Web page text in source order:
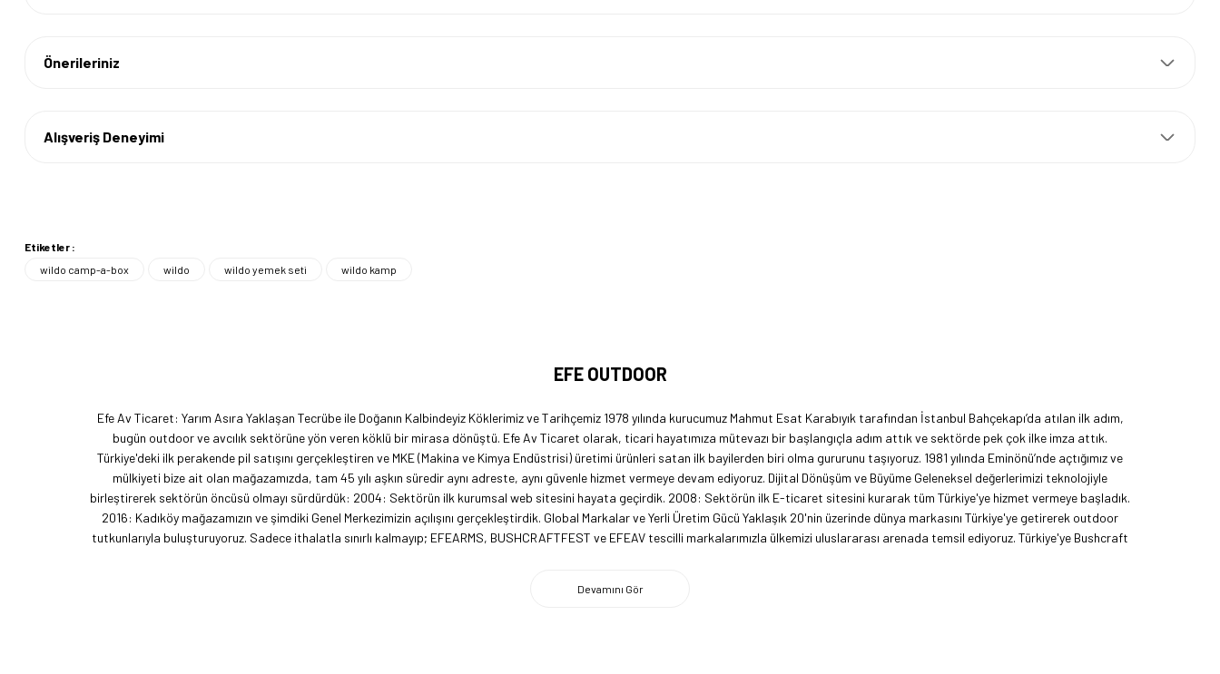
Önerileriniz
Alışveriş Deneyimi
Etiketler :
wildo camp-a-box
wildo wildo yemek seti wildo kamp
EFE OUTDOOR
Efe Av Ticaret: Yarım Asıra Yaklaşan Tecrübe ile Doğanın Kalbindeyiz Köklerimiz ve Tarihçemiz 1978 yılında kurucumuz Mahmut Esat Karabıyık tarafından İstanbul Bahçekapı’da atılan ilk adım,
bugün outdoor ve avcılık sektörüne yön veren köklü bir mirasa dönüştü. Efe Av Ticaret olarak, ticari hayatımıza mütevazı bir başlangıçla adım attık ve sektörde pek çok ilke imza attık.
Türkiye'deki ilk perakende pil satışını gerçekleştiren ve MKE (Makina ve Kimya Endüstrisi) üretimi ürünleri satan ilk bayilerden biri olma gururunu taşıyoruz. 1981 yılında Eminönü’nde açtığımız ve
mülkiyeti bize ait olan mağazamızda, tam 45 yılı aşkın süredir aynı adreste, aynı güvenle hizmet vermeye devam ediyoruz. Dijital Dönüşüm ve Büyüme Geleneksel değerlerimizi teknolojiyle
birleştirerek sektörün öncüsü olmayı sürdürdük: 2004: Sektörün ilk kurumsal web sitesini hayata geçirdik. 2008: Sektörün ilk E-ticaret sitesini kurarak tüm Türkiye'ye hizmet vermeye başladık.
2016: Kadıköy mağazamızın ve şimdiki Genel Merkezimizin açılışını gerçekleştirdik. Global Markalar ve Yerli Üretim Gücü Yaklaşık 20'nin üzerinde dünya markasını Türkiye'ye getirerek outdoor
tutkunlarıyla buluşturuyoruz. Sadece ithalatla sınırlı kalmayıp; EFEARMS, BUSHCRAFTFEST ve EFEAV tescilli markalarımızla ülkemizi uluslararası arenada temsil ediyoruz. Türkiye'ye Bushcraft
tecrübemizle, doğaya tutkun herkesin yol arkadaşı olmaktan gurur duyuyoruz.